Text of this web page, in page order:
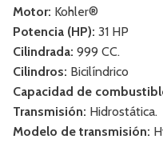
Motor: Kohler®
Potencia (HP): 31 HP
Cilindrada: 999 CC.
Cilindros: Bicilíndrico
Capacidad de
Transmisión: Hidrostática.
Modelo de transmisión: